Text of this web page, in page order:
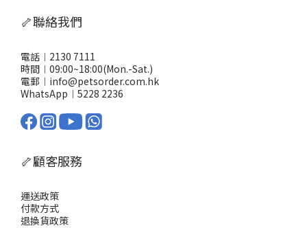
🦴聯絡我們
電話︱2130 7111
時間︱09:00~18:00(Mon.-Sat.)
電郵︱info@petsorder.com.hk
WhatsApp︱ 5228 2236
🦴顧客服務
運送政策
付款方式
退換貨政策